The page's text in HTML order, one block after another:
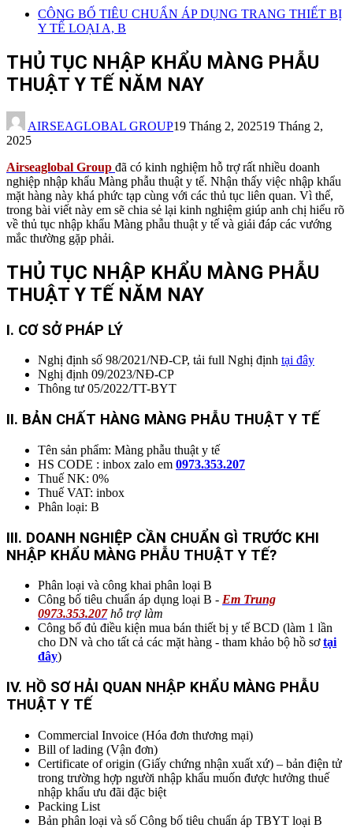
CÔNG BỐ TIÊU CHUẨN ÁP DỤNG TRANG THIẾT BỊ
Y TẾ LOẠI A, B
THỦ TỤC NHẬP KHẨU MÀNG PHẪU
THUẬT Y TẾ NĂM NAY
AIRSEAGLOBAL GROUP19 Tháng 2, 202519 Tháng 2,
2025
Airseaglobal Group đã có kinh nghiệm hỗ trợ rất nhiều doanh
nghiệp nhập khẩu Màng phẫu thuật y tế. Nhận thấy việc nhập khẩu
mặt hàng này khá phức tạp cùng với các thủ tục liên quan. Vì thế,
trong bài viết này em sẽ chia sẻ lại kinh nghiệm giúp anh chị hiểu rõ
về thủ tục nhập khẩu Màng phẫu thuật y tế và giải đáp các vướng
mắc thường gặp phải.
THỦ TỤC NHẬP KHẨU MÀNG PHẪU
THUẬT Y TẾ NĂM NAY
I. CƠ SỞ PHÁP LÝ
Nghị định số 98/2021/NĐ-CP, tải full Nghị định tại đây
Nghị định 09/2023/NĐ-CP
Thông tư 05/2022/TT-BYT
II. BẢN CHẤT HÀNG MÀNG PHẪU THUẬT Y TẾ
Tên sản phẩm: Màng phẫu thuật y tế
HS CODE : inbox zalo em 0973.353.207
Thuế NK: 0%
Thuế VAT: inbox
Phân loại: B
III. DOANH NGHIỆP CẦN CHUẨN GÌ TRƯỚC KHI
NHẬP KHẨU MÀNG PHẪU THUẬT Y TẾ?
Phân loại và công khai phân loại B
Công bố tiêu chuẩn áp dụng loại B - Em Trung
0973.353.207hỗ trợ làm
Công bố đủ điều kiện mua bán thiết bị y tế BCD (làm 1 lần
cho DN và cho tất cả các mặt hàng - tham khảo bộ hồ sơ tại
đây)
IV. HỒ SƠ HẢI QUAN NHẬP KHẨU MÀNG PHẪU
THUẬT Y TẾ
Commercial Invoice (Hóa đơn thương mại)
Bill of lading (Vận đơn)
Certificate of origin (Giấy chứng nhận xuất xứ) – bản điện tử
trong trường hợp người nhập khẩu muốn được hưởng thuế
nhập khẩu ưu đãi đặc biệt
Packing List
Bản phân loại và số Công bố tiêu chuẩn áp TBYT loại B